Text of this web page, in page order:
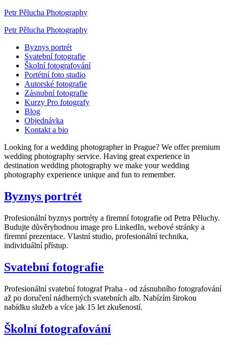
Petr Pělucha Photography
Petr Pělucha Photography
Byznys portrét
Svatební fotografie
Školní fotografování
Portétní foto studio
Autorské fotografie
Zásnubní fotografie
Kurzy Pro fotografy
Blog
Objednávka
Kontakt a bio
Looking for a wedding photographer in Prague? We offer premium
wedding photography service. Having great experience in
destination wedding photography we make your wedding
photography experience unique and fun to remember.
Byznys portrét
Profesionální byznys portréty a firemní fotografie od Petra Pěluchy.
Budujte důvěryhodnou image pro LinkedIn, webové stránky a
firemní prezentace. Vlastní studio, profesionální technika,
individuální přístup.
Svatební fotografie
Profesionální svatební fotograf Praha - od zásnubního fotografování
až po doručení nádherných svatebních alb. Nabízím širokou
nabídku služeb a více jak 15 let zkušeností.
Školní fotografování